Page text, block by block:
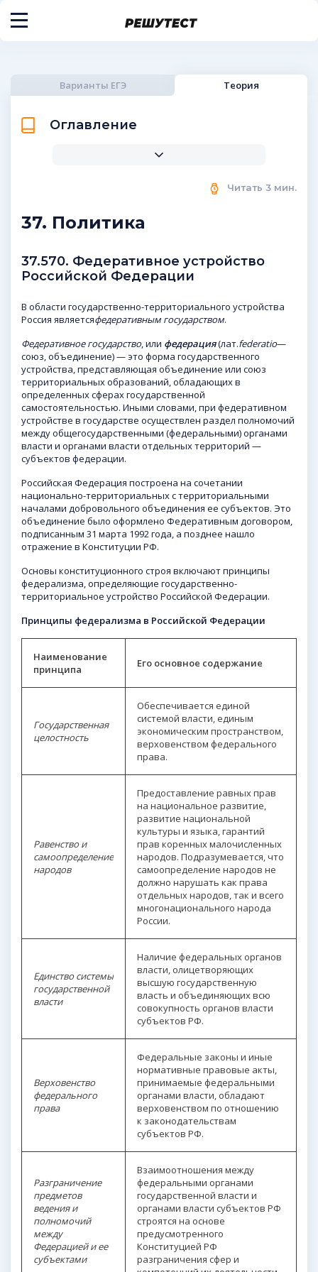
Варианты ЕГЭ Теория
Оглавление
37. Политика
Читать 3 мин.
37.570. Федеративное устройство
Российской Федерации
В области государственно-территориального устройства
Россия являетсяфедеративным государством.
Федеративное государство, или федерация(лат.federatio—
союз, объединение) — это форма государственного
устройства, представляющая объединение или союз
территориальных образований, обладающих в
определенных сферах государственной
самостоятельностью. Иными словами, при федеративном
устройстве в государстве осуществлен раздел полномочий
между общегосударственными (федеральными) органами
власти и органами власти отдельных территорий —
субъектов федерации.
Российская Федерация построена на сочетании
национально-территориальных с территориальными
началами добровольного объединения ее субъектов. Это
объединение было оформлено Федеративным договором,
подписанным 31 марта 1992 года, а позднее нашло
отражение в Конституции РФ.
Основы конституционного строя включают принципы
федерализма, определяющие государственно-
территориальное устройство Российской Федерации.
Принципы федерализма в Российской Федерации
Наименование
принципа
Его основное содержание
Государственная
целостность
Обеспечивается единой
системой власти, единым
экономическим пространством,
верховенством федерального
права.
Равенство и
самоопределение
народов
Предоставление равных прав
на национальное развитие,
развитие национальной
культуры и языка, гарантий
прав коренных малочисленных
народов. Подразумевается, что
самоопределение народов не
должно нарушать как права
отдельных народов, так и всего
многонационального народа
России.
Единство системы
государственной
власти
Наличие федеральных органов
власти, олицетворяющих
высшую государственную
власть и объединяющих всю
совокупность органов власти
субъектов РФ.
Верховенство
федерального
права
Федеральные законы и иные
нормативные правовые акты,
принимаемые федеральными
органами власти, обладают
верховенством по отношению
к законодательствам
субъектов РФ.
Разграничение
предметов
ведения и
полномочий
между
Федерацией и ее
субъектами
Взаимоотношения между
федеральными органами
государственной власти и
органами власти субъектов РФ
строятся на основе
предусмотренного
Конституцией РФ
разграничения сфер и